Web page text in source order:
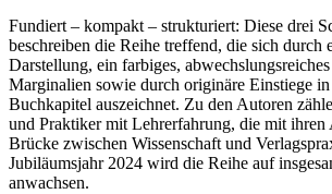
Fundiert – kompakt – strukturiert: Diese drei
beschreiben die Reihe treffend, die sich durch
Darstellung, ein farbiges,
Marginalien sowie durch originäre Einstiege
Buchkapitel auszeichnet. Zu den Autoren
und Praktiker mit Lehrerfahrung, die mit ihren
Brücke zwischen Wissenschaft und
Jubiläumsjahr 2024 wird die Reihe auf
anwachsen.